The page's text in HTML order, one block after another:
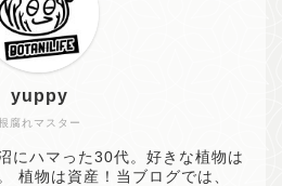
腐れマスター
yuppy
にハマった30代。好きな植物は
植物は資産！当ブログでは、